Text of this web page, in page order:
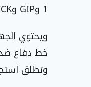
1 وGIP وCCK، وتستضيف تريليونات من الكائنات الدقيقة المفيدة.
ويحتوي
خط دفاع ضد
وتطلق